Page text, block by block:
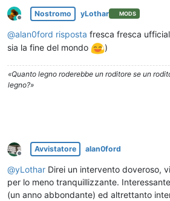
Non in linea
Nostromo yLothar MODS
@alan0ford risposta fresca fresca
sia la fine del mondo
)
«Quanto legno roderebbe un roditore se un
legno?»
Non in linea
Avvistatore alan0ford
@yLothar Direi un intervento doveroso,
per lo meno tranquillizzante.
(un anno abbondante) ed altrettanto